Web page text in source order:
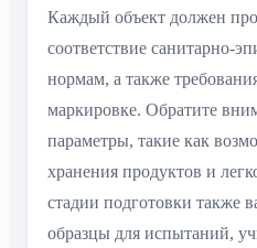
Каждый объект должен
соответствие санитарно-
нормам, а также
маркировке. Обратите
параметры, такие как
хранения продуктов и
стадии подготовки также
образцы для испытаний,